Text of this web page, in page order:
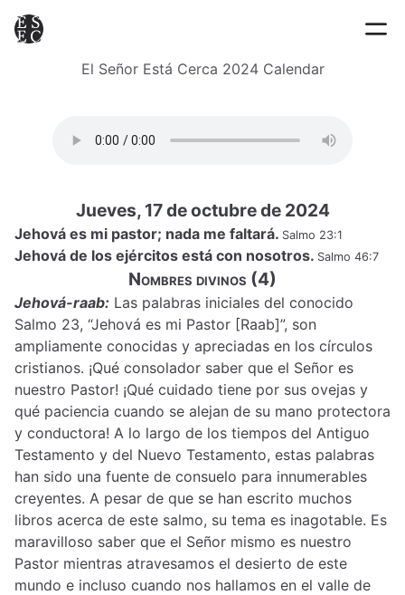
El Señor Está Cerca 2024 Calendar
Jueves, 17 de octubre de 2024
Jehová es mi pastor; nada me faltará. Salmo 23:1
Jehová de los ejércitos está con nosotros. Salmo 46:7
Nombres divinos (4)
Jehová-raab: Las palabras iniciales del conocido
Salmo 23, “Jehová es mi Pastor [Raab]”, son
ampliamente conocidas y apreciadas en los círculos
cristianos. ¡Qué consolador saber que el Señor es
nuestro Pastor! ¡Qué cuidado tiene por sus ovejas y
qué paciencia cuando se alejan de su mano protectora
y conductora! A lo largo de los tiempos del Antiguo
Testamento y del Nuevo Testamento, estas palabras
han sido una fuente de consuelo para innumerables
creyentes. A pesar de que se han escrito muchos
libros acerca de este salmo, su tema es inagotable. Es
maravilloso saber que el Señor mismo es nuestro
Pastor mientras atravesamos el desierto de este
mundo e incluso cuando nos hallamos en el valle de